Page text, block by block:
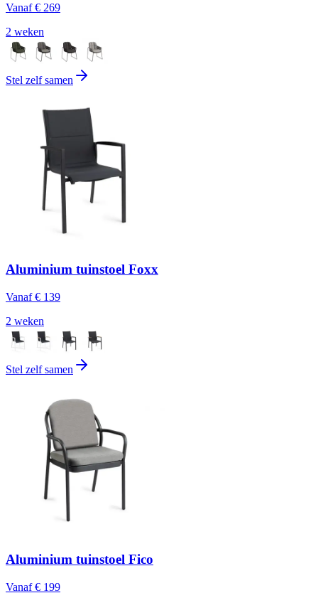
Vanaf € 269
2 weken
Stel zelf samen
Aluminium tuinstoel Foxx
Vanaf € 139
2 weken
Stel zelf samen
Aluminium tuinstoel Fico
Vanaf € 199